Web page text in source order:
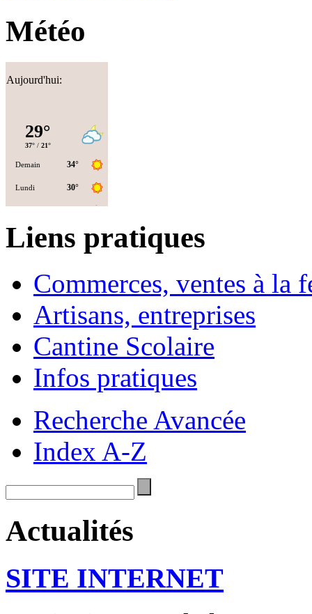
Météo
Aujourd'hui:
Liens pratiques
Commerces, ventes à la
Artisans, entreprises
Cantine Scolaire
Infos pratiques
Recherche Avancée
Index A-Z
Actualités
SITE INTERNET